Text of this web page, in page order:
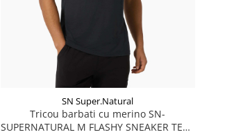
SN Super.Natural
Tricou barbati cu merino SN-
SUPERNATURAL M FLASHY SNEAKER TEE -